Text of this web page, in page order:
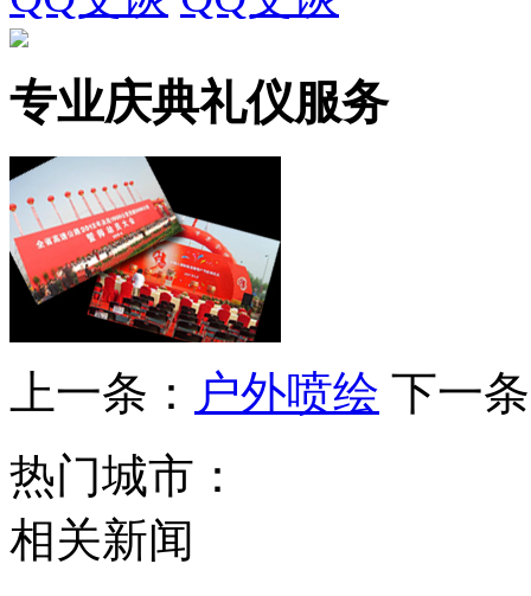
专业庆典礼仪服务
上一条： 户外喷绘 下一
热门城市：
相关新闻